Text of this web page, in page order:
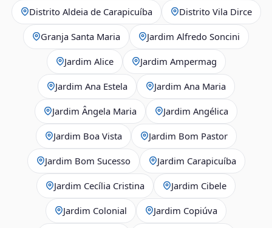
Distrito Aldeia de Carapicuíba Distrito Vila Dirce
Granja Santa Maria Jardim Alfredo Soncini
Jardim Alice Jardim Ampermag
Jardim Ana Estela Jardim Ana Maria
Jardim Ângela Maria Jardim Angélica
Jardim Boa Vista Jardim Bom Pastor
Jardim Bom Sucesso Jardim Carapicuíba
Jardim Cecília Cristina Jardim Cibele
Jardim Colonial Jardim Copiúva